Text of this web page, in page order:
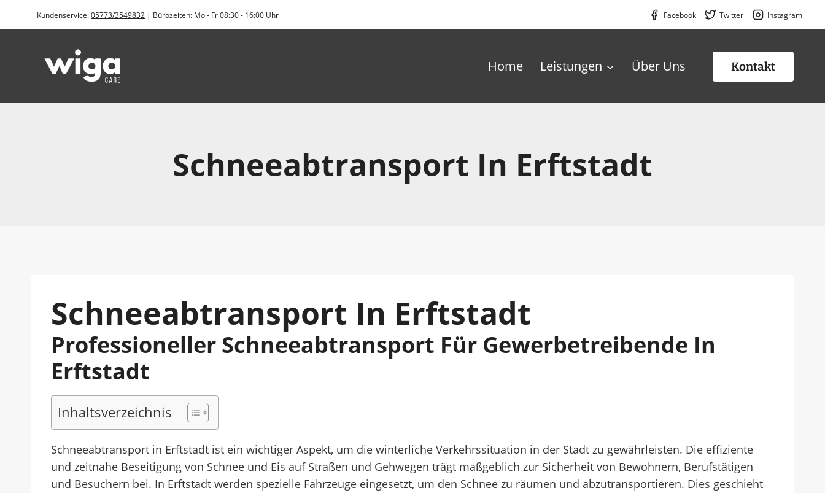
Kundenservice:05773/3549832 | Bürozeiten: Mo - Fr 08:30 - 16:00 Uhr Facebook Twitter Instagram
Home Leistungen Über Uns Kontakt
Schneeabtransport In Erftstadt
Schneeabtransport In Erftstadt
Professioneller Schneeabtransport Für Gewerbetreibende In
Erftstadt
Inhaltsverzeichnis
Schneeabtransport in Erftstadt ist ein wichtiger Aspekt, um die winterliche Verkehrssituation in der Stadt zu gewährleisten. Die effiziente
und zeitnahe Beseitigung von Schnee und Eis auf Straßen und Gehwegen trägt maßgeblich zur Sicherheit von Bewohnern, Berufstätigen
und Besuchern bei. In Erftstadt werden spezielle Fahrzeuge eingesetzt, um den Schnee zu räumen und abzutransportieren. Dies geschieht